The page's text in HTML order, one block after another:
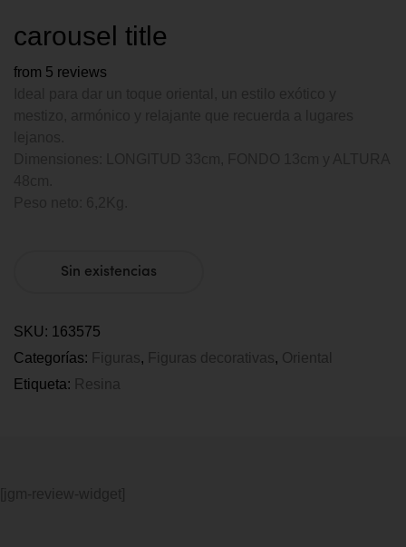
carousel title
from 5 reviews
Sin existencias
SKU: 163575
Categorías: Figuras, Figuras decorativas, Oriental
Etiqueta: Resina